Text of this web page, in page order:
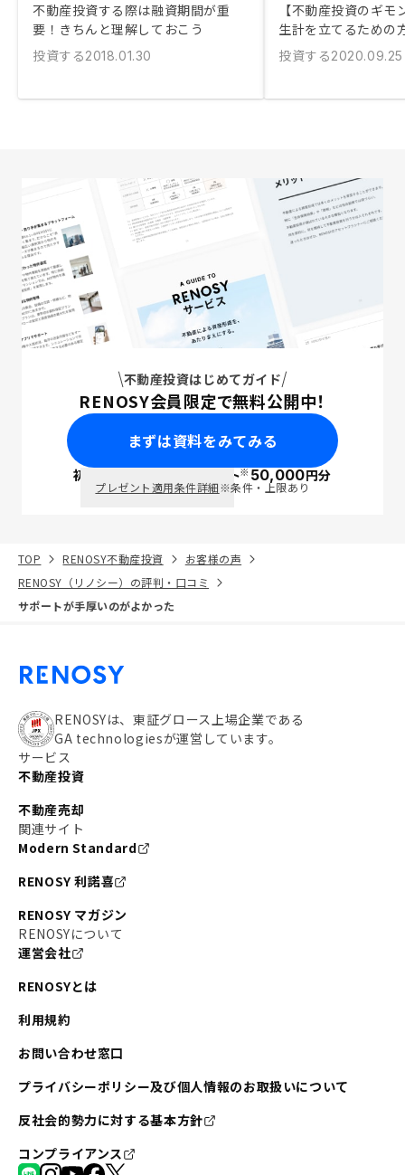
不動産投資する際は融資期間が重
要！きちんと理解しておこう
投資する2018.01.30
【不動産投資のギ
生計を立てるための
投資する2020.09.25
不動産投資はじめてガイド
RENOSY会員限定で無料公開中！
まずは資料をみてみる
初回面談で ポイント※50,000円分
プレゼント適用条件詳細※条件・上限あり
TOP RENOSY不動産投資
お客様の声
RENOSY（リノシー）の評判・口コミ
サポートが手厚いのがよかった
RENOSYは、東証グロース上場企業である
GA technologiesが運営しています。
サービス
不動産投資
不動産売却
関連サイト
Modern Standard
RENOSY 利諾喜
RENOSY マガジン
RENOSYについて
運営会社
RENOSYとは
利用規約
お問い合わせ窓口
プライバシーポリシー及び個人情報のお取扱いについて
反社会的勢力に対する基本方針
コンプライアンス